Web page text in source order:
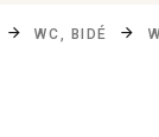
WC, BIDÉ